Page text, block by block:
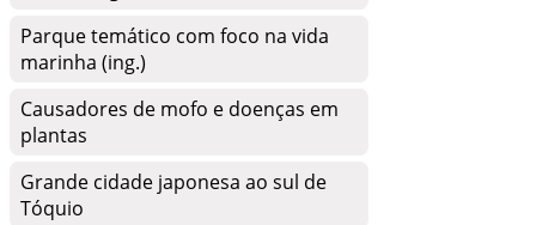
Parque temático com foco na vida
marinha (ing.)
Causadores de mofo e doenças em
plantas
Grande cidade japonesa ao sul de
Tóquio